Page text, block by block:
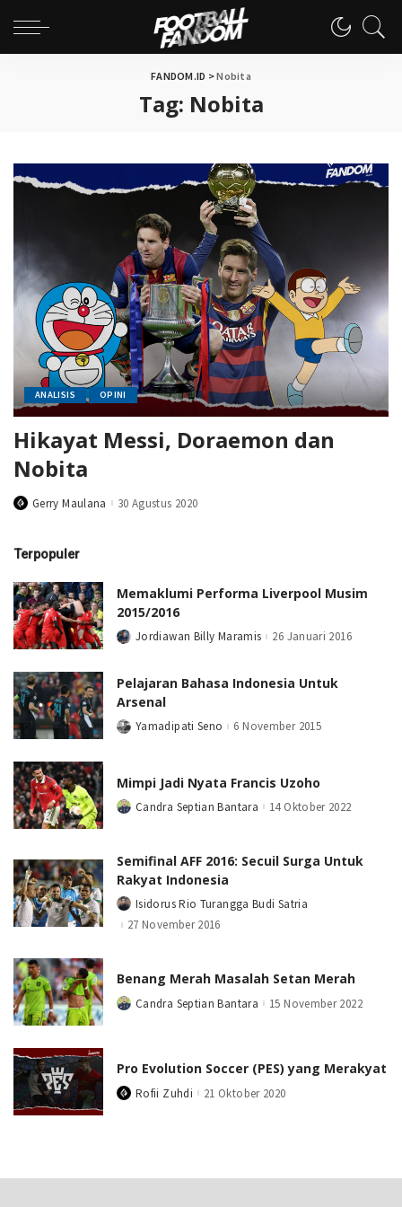
FANDOM.ID >Nobita
Tag: Nobita
ANALISIS OPINI
Hikayat Messi, Doraemon dan
Nobita
PostedGerry Maulana 30 Agustus 2020
Terpopuler
Memaklumi Performa Liverpool Musim
2015/2016
PostedJordiawan Billy Maramis 26 Januari 2016
Pelajaran Bahasa Indonesia Untuk
Arsenal
PostedYamadipati Seno 6 November 2015
Mimpi Jadi Nyata Francis Uzoho
PostedCandra Septian Bantara 14 Oktober 2022
Semifinal AFF 2016: Secuil Surga Untuk
Rakyat Indonesia
Posted
by
Isidorus Rio Turangga Budi Satria
27 November 2016
Benang Merah Masalah Setan Merah
PostedCandra Septian Bantara 15 November 2022
Pro Evolution Soccer (PES) yang Merakyat
PostedRofii Zuhdi 21 Oktober 2020